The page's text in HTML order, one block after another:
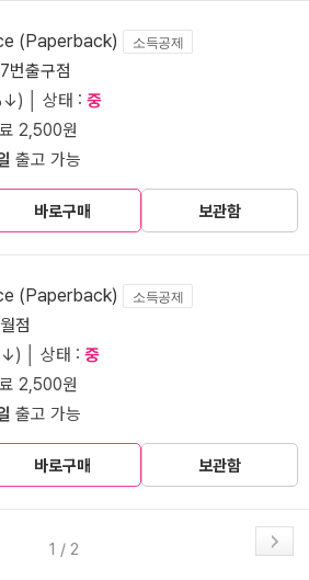
(Paperback) 소득공제
번출구점
│ 상태 : 중
2,500원
출고 가능
바로구매 보관함
(Paperback) 소득공제
점
│ 상태 : 중
2,500원
출고 가능
바로구매 보관함
1 / 2